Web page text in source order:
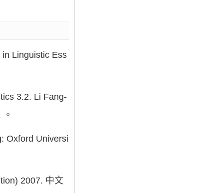
in Linguistic Ess
3.2. Li Fang-
Oxford Universi
2007. 中文